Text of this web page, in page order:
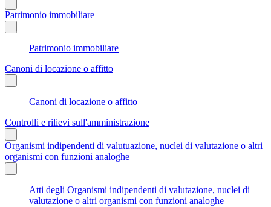
Patrimonio immobiliare
Patrimonio immobiliare
Canoni di locazione o affitto
Canoni di locazione o affitto
Controlli e rilievi sull'amministrazione
Organismi indipendenti di valutuazione, nuclei di valutazione o altri
organismi con funzioni analoghe
Atti degli Organismi indipendenti di valutazione, nuclei di
valutazione o altri organismi con funzioni analoghe